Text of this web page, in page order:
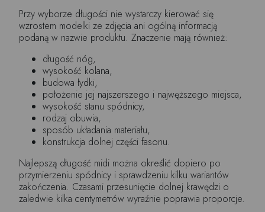
Przy wyborze długości nie wystarczy kierować się
wzrostem modelki ze zdjęcia ani ogólną informacją
podaną w nazwie produktu. Znaczenie mają również:
długość nóg,
wysokość kolana,
budowa łydki,
położenie jej najszerszego i najwęższego miejsca,
wysokość stanu spódnicy,
rodzaj obuwia,
sposób układania materiału,
konstrukcja dolnej części fasonu.
Najlepszą długość midi można określić dopiero po
przymierzeniu spódnicy i sprawdzeniu kilku wariantów
zakończenia. Czasami przesunięcie dolnej krawędzi o
zaledwie kilka centymetrów wyraźnie poprawia proporcje.